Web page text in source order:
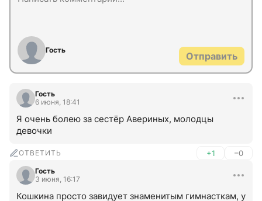
Гость
Отправить
Гость
6 июня, 18:41
Я очень болею за сестёр Авериных, молодцы
девочки
ОТВЕТИТЬ +1 –0
Гость
3 июня, 16:17
Кошкина просто завидует знаменитым гимнасткам, у